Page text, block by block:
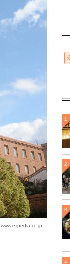
www.expedia.co.jp
1
2
3
4